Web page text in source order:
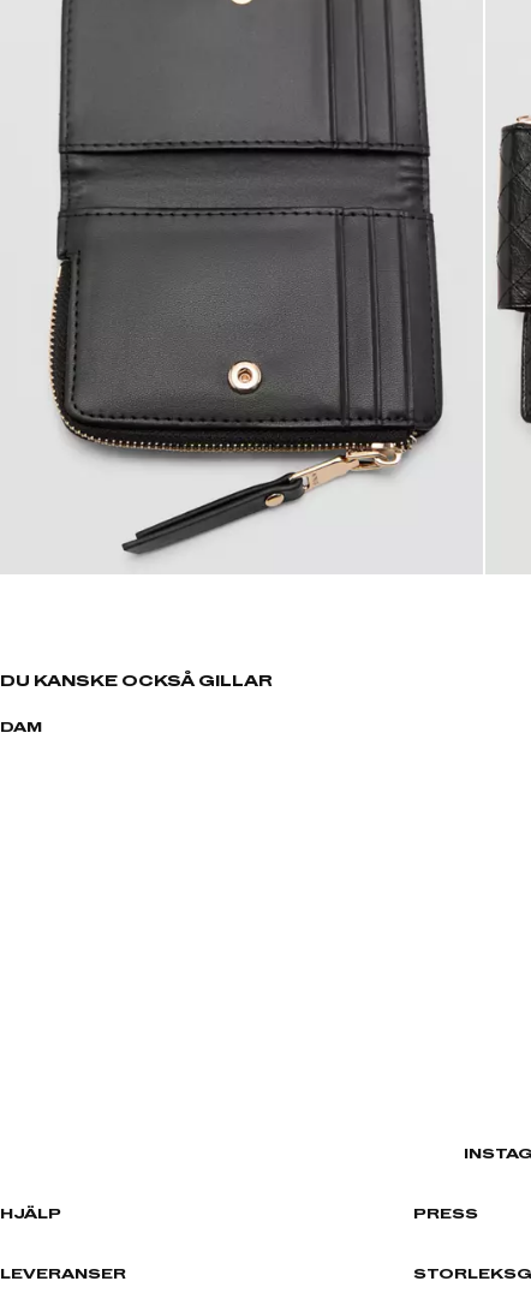
DU KANSKE OCKSÅ GILLAR
DAM
HJÄLP PRESS
LEVERANSER